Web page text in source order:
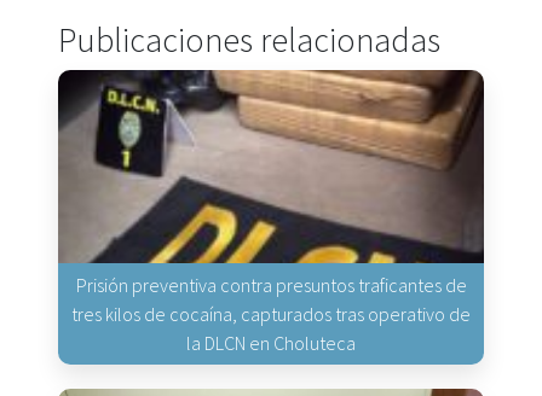
Publicaciones relacionadas
Prisión preventiva contra presuntos traficantes de
tres kilos de cocaína, capturados tras operativo de
la DLCN en Choluteca